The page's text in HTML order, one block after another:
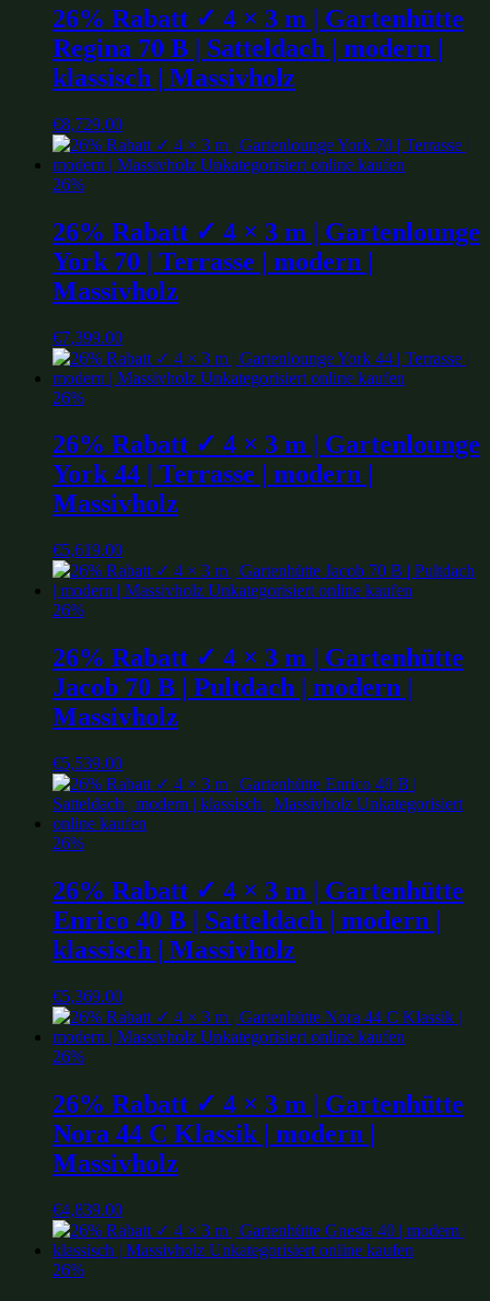
26% Rabatt ✓ 4 × 3 m | Gartenhütte
Regina 70 B | Satteldach | modern |
klassisch | Massivholz
€8,729.00
26%
26% Rabatt ✓ 4 × 3 m | Gartenlounge
York 70 | Terrasse | modern |
Massivholz
€7,399.00
26%
26% Rabatt ✓ 4 × 3 m | Gartenlounge
York 44 | Terrasse | modern |
Massivholz
€5,619.00
26%
26% Rabatt ✓ 4 × 3 m | Gartenhütte
Jacob 70 B | Pultdach | modern |
Massivholz
€5,539.00
26%
26% Rabatt ✓ 4 × 3 m | Gartenhütte
Enrico 40 B | Satteldach | modern |
klassisch | Massivholz
€5,369.00
26%
26% Rabatt ✓ 4 × 3 m | Gartenhütte
Nora 44 C Klassik | modern |
Massivholz
€4,839.00
26%